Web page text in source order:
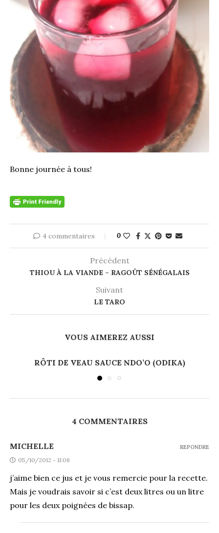
Bonne journée à tous!
4 commentaires 0
Précédent
THIOU À LA VIANDE – RAGOÛT SÉNÉGALAIS
Suivant
LE TARO
VOUS AIMEREZ AUSSI
RÔTI DE VEAU SAUCE NDO’O (ODIKA)
4 COMMENTAIRES
MICHELLE
05/10/2012 - 11:08
j’aime bien ce jus et je vous remercie pour la recette.
Mais je voudrais savoir si c’est deux litres ou un litre
pour les deux poignées de bissap.
REPONDRE